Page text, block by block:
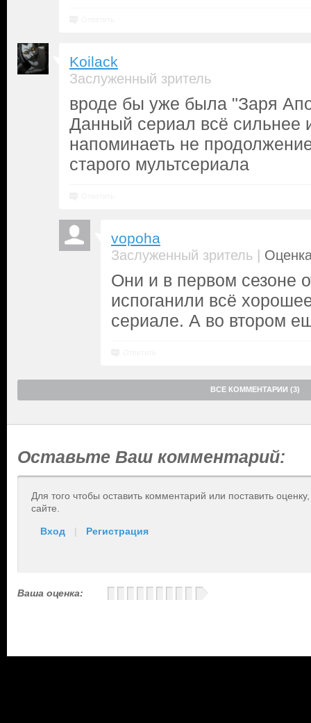
Koilack
Заслуженный зритель
вроде бы уже была "Заря
Данный сериал всё сильнее
напоминаеть не
старого мультсериала
vopoha
Заслуженный зритель |
Они и в первом сезоне
испоганили всё
сериале. А во втором
ВСЕ КОММЕНТАРИИ (3)
Оставьте Ваш комментарий:
Для того чтобы оставить комментарий или поставить
сайте.
Вход | Регистрация
Ваша оценка: